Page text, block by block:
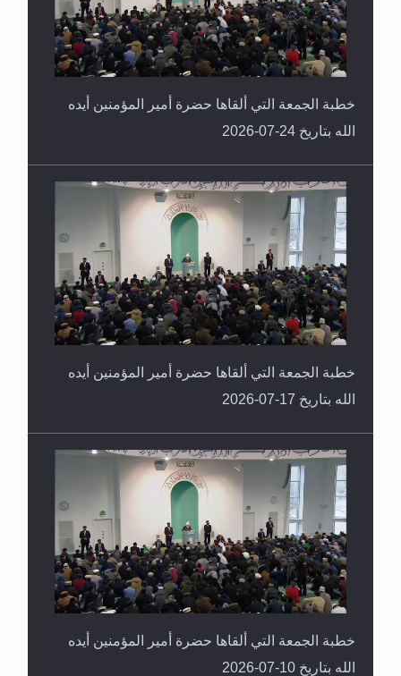
خطبة الجمعة التي ألقاها حضرة أمير المؤمنين أيده
الله بتاريخ 24-07-2026
خطبة الجمعة التي ألقاها حضرة أمير المؤمنين أيده
الله بتاريخ 17-07-2026
خطبة الجمعة التي ألقاها حضرة أمير المؤمنين أيده
الله بتاريخ 10-07-2026